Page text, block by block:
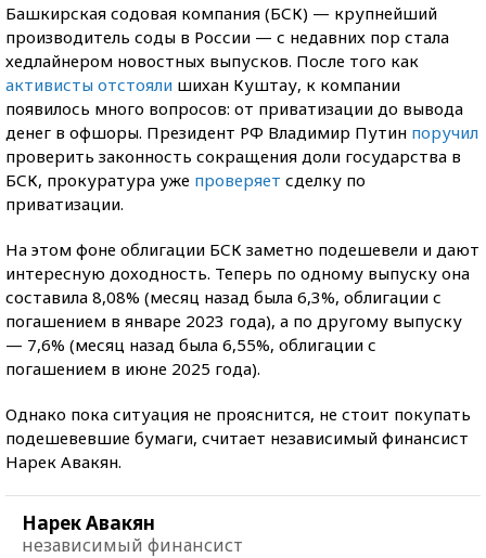
Башкирская содовая компания (БСК) — крупнейший
производитель соды в России — с недавних пор стала
хедлайнером новостных выпусков. После того как
активисты отстояли шихан Куштау, к компании
появилось много вопросов: от приватизации до вывода
денег в офшоры. Президент РФ Владимир Путин поручил
проверить законность сокращения доли государства в
БСК, прокуратура уже проверяет сделку по
приватизации.
На этом фоне облигации БСК заметно подешевели и дают
интересную доходность. Теперь по одному выпуску она
составила 8,08% (месяц назад была 6,3%, облигации с
погашением в январе 2023 года), а по другому выпуску
— 7,6% (месяц назад была 6,55%, облигации с
погашением в июне 2025 года).
Однако пока ситуация не прояснится, не стоит покупать
подешевевшие бумаги, считает независимый финансист
Нарек Авакян.
Нарек Авакян
независимый финансист